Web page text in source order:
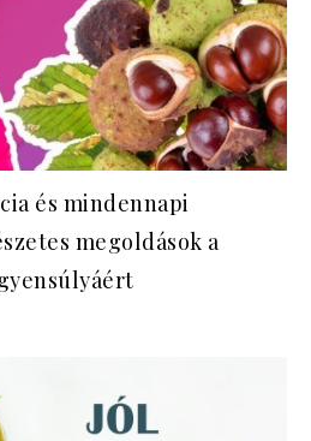
és mindennapi
megoldások a